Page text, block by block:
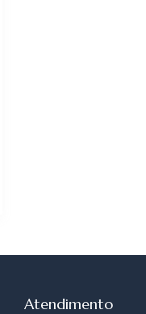
Atendimento